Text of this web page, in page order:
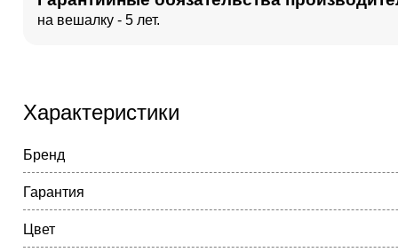
на вешалку - 5 лет.
Характеристики
Бренд
Гарантия
Цвет